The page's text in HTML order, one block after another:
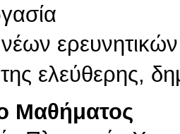
ελεύθερης,
Μαθήματος